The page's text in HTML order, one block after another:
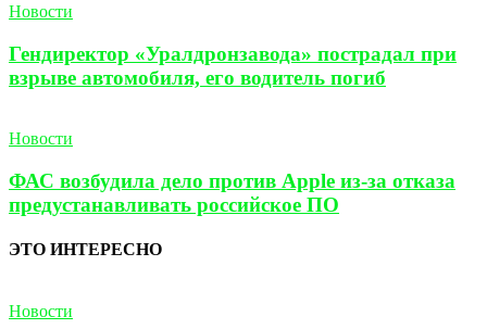
Новости
Гендиректор «Уралдронзавода» пострадал при
взрыве автомобиля, его водитель погиб
Новости
ФАС возбудила дело против Apple из-за отказа
предустанавливать российское ПО
ЭТО ИНТЕРЕСНО
Новости